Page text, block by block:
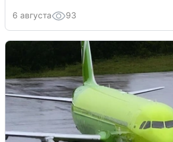
6 августа 93